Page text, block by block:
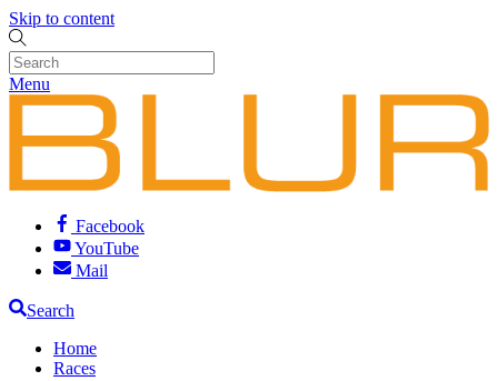
Skip to content
Menu
Facebook
YouTube
Mail
Search
Home
Races